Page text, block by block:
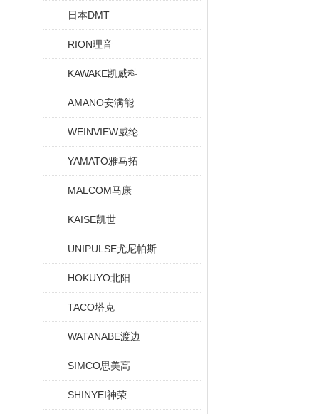
日本DMT
RION理音
KAWAKE凯威科
AMANO安满能
WEINVIEW威纶
YAMATO雅马拓
MALCOM马康
KAISE凯世
UNIPULSE尤尼帕斯
HOKUYO北阳
TACO塔克
WATANABE渡边
SIMCO思美高
SHINYEI神荣